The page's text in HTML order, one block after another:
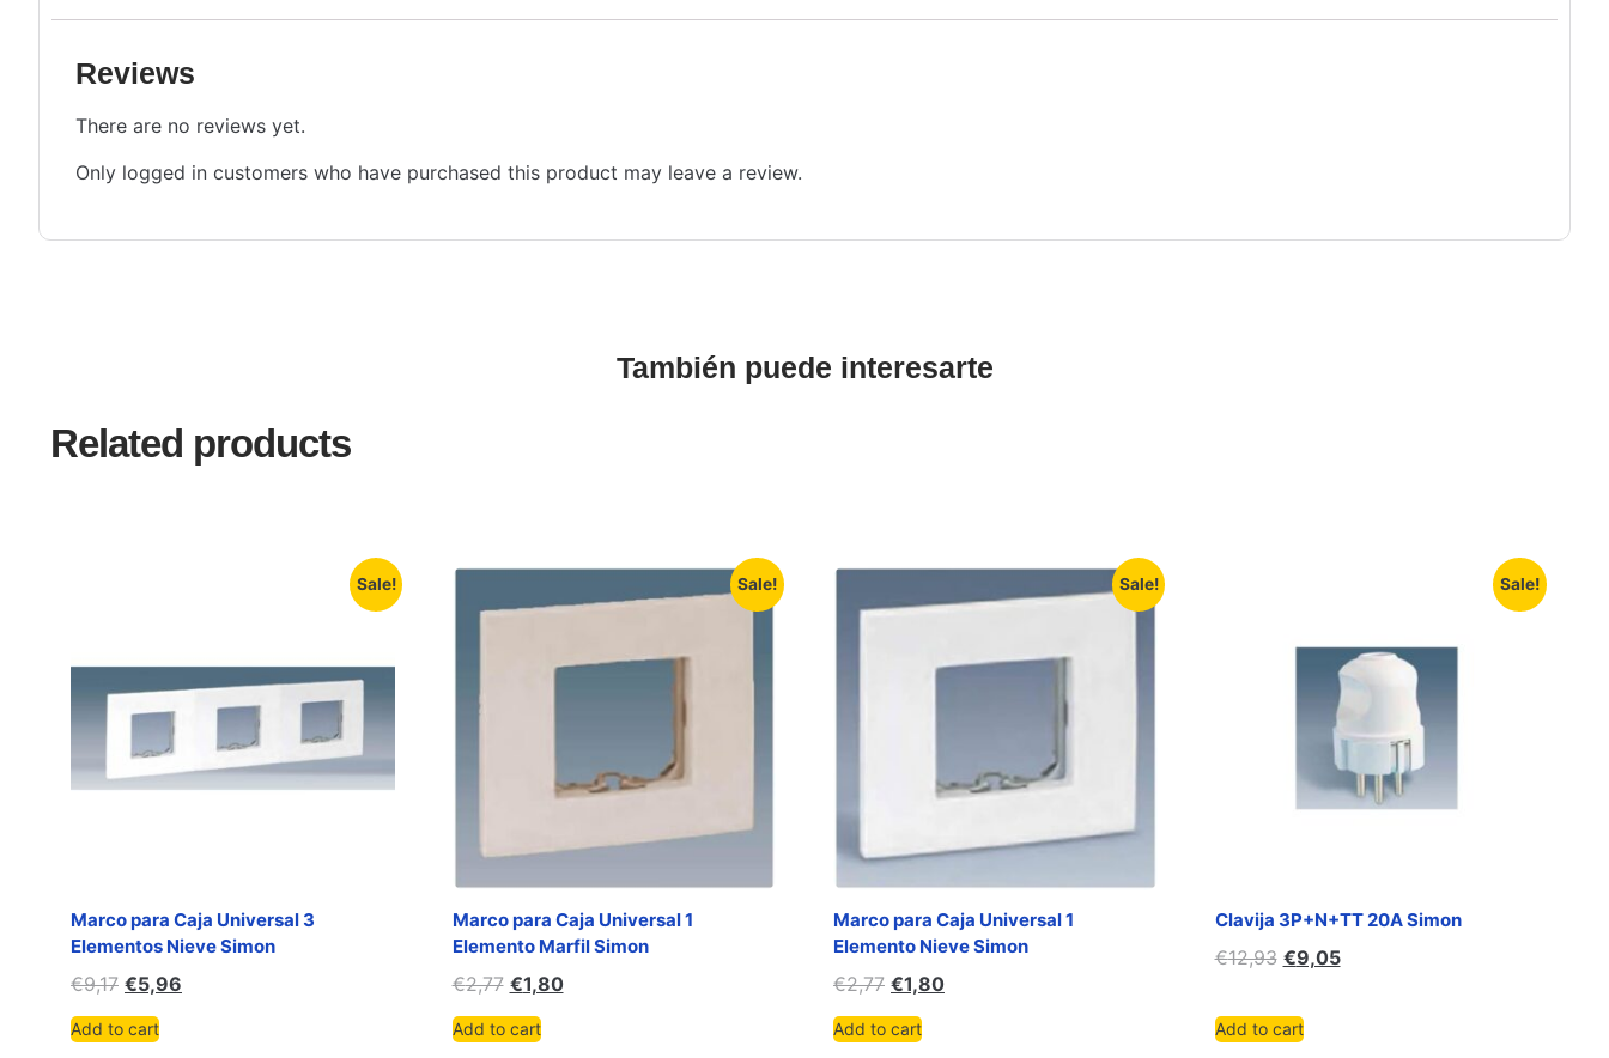
Reviews
There are no reviews yet.
Only logged in customers who have purchased this product may leave a review.
También puede interesarte
Related products
Sale!
Marco para Caja Universal 3
Elementos Nieve Simon
€9,17 €5,96
Add to cart
Sale!
Marco para Caja Universal 1
Elemento Marfil Simon
€2,77 €1,80
Add to cart
Sale!
Marco para Caja Universal 1
Elemento Nieve Simon
€2,77 €1,80
Add to cart
Sale!
Clavija 3P+N+TT 20A Simon
€12,93 €9,05
Add to cart